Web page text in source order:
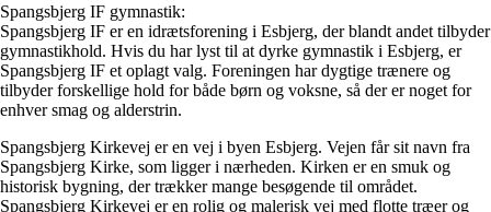
Spangsbjerg IF gymnastik:
Spangsbjerg IF er en idrætsforening i Esbjerg, der blandt andet tilbyder
gymnastikhold. Hvis du har lyst til at dyrke gymnastik i Esbjerg, er
Spangsbjerg IF et oplagt valg. Foreningen har dygtige trænere og
tilbyder forskellige hold for både børn og voksne, så der er noget for
enhver smag og alderstrin.
Spangsbjerg Kirkevej er en vej i byen Esbjerg. Vejen får sit navn fra
Spangsbjerg Kirke, som ligger i nærheden. Kirken er en smuk og
historisk bygning, der trækker mange besøgende til området.
Spangsbjerg Kirkevej er en rolig og malerisk vej med flotte træer og